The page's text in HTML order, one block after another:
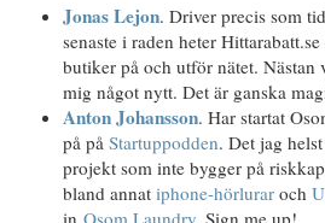
Jonas Lejon. Driver precis som
senaste i raden heter
butiker på och utför nätet. Nästan
mig något nytt. Det är ganska
Anton Johansson. Har startat
på på Startuppodden. Det jag
projekt som inte bygger på
bland annat iphone-hörlurar och
in Osom Laundry. Sign me up!